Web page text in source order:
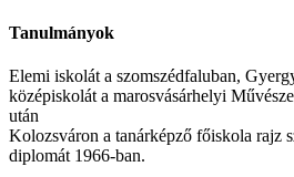
Tanulmányok
Elemi iskolát a szomszédfaluban,
középiskolát a marosvásárhelyi
után
Kolozsváron a tanárképző főiskola rajz
diplomát 1966-ban.